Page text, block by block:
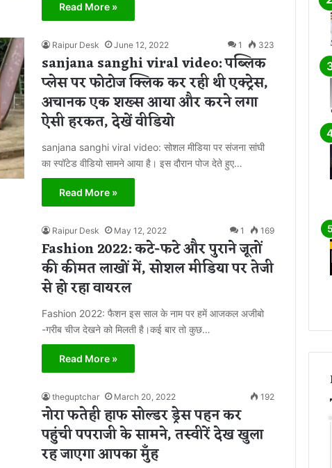
Read More »
Raipur Desk June 12, 2022 1 323
sanjana sanghi viral video: पब्लिक
प्लेस पर फोटोज क्लिक कर रही थी एक्ट्रेस,
अचानक एक शख्स आया और करने लगा
ऐसी हरकत, देखें वीडियो
sanjana sanghi viral video: सोशल मीडिया पर संजना सांघी
का स्पॉटेड वीडियो सामने आया है। इस दौरान पोज देते हुए…
Read More »
Raipur Desk May 12, 2022 1 169
Fashion 2022: कटे-फटे और पुराने जूतों
की कीमत लाखों में, सोशल मीडिया पर तेजी
से हो रहा वायरल
Fashion 2022: फैशन इस साल के नाम पर हमें आजकल अजीबो
-गरीब चीज देखने को मिलती है।कई बार तो कुछ…
Read More »
theguptchar March 20, 2022 192
नोरा फतेही हाफ सोल्डर ड्रेस पहन कर
पहुंची पपराजी के सामने, तस्वीरें देख खुला
रह जाएगा आपका मुँह